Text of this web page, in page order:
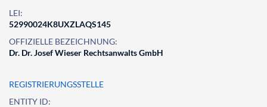
LEI:
52990024K8UXZLAQS145
OFFIZIELLE BEZEICHNUNG:
Dr. Dr. Josef Wieser Rechtsanwalts GmbH
REGISTRIERUNGSSTELLE
ENTITY ID: